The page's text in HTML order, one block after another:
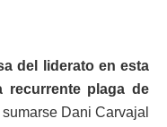
del liderato en esta
recurrente plaga de
Dani Carvajal